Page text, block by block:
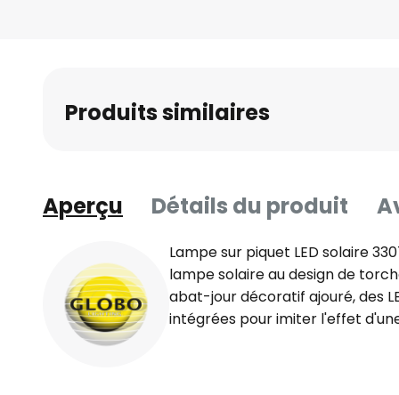
gallery
Produits similaires
Aperçu Détails du produit
Lampe sur piquet LED solaire
lampe solaire au design de
abat-jour décoratif ajouré, des
intégrées pour imiter l'effet